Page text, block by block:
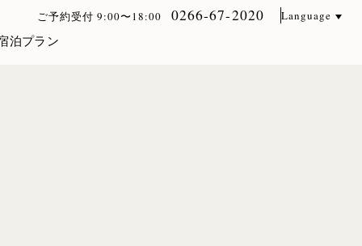
ご予約受付 9:00〜18:00 0266-67-2020 Language
泊プラン